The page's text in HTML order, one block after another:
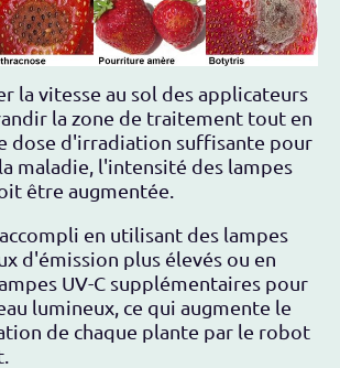
la vitesse au sol des applicateurs
la zone de traitement tout en
dose d'irradiation suffisante pour
maladie, l'intensité des lampes
être augmentée.
en utilisant des lampes
d'émission plus élevés ou en
UV-C supplémentaires pour
lumineux, ce qui augmente le
de chaque plante par le robot